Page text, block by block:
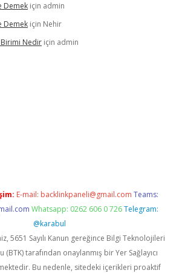
Demek için admin
Demek için Nehir
Birimi Nedir için admin
E-mail: backlinkpaneli@gmail.com Teams:
Whatsapp: 0262 606 0 726 Telegram:
@karabul
5651 Sayılı Kanun gereğince Bilgi Teknolojileri
tarafından onaylanmış bir Yer Sağlayıcı
Bu nedenle, sitedeki içerikleri proaktif